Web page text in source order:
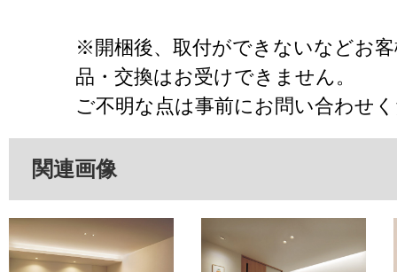
※開梱後、取付ができないなどお
品・交換はお受けできません。
ご不明な点は事前にお問い合わせ
関連画像